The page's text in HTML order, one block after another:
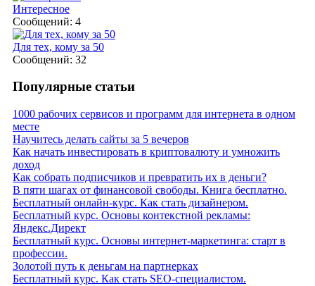
Интересное
Сообщений: 4
Для тех, кому за 50
Сообщений: 32
Популярные статьи
1000 рабочих сервисов и программ для интернета в одном
месте
Научитесь делать сайты за 5 вечеров
Как начать инвестировать в криптовалюту и умножить
доход
Как собрать подписчиков и превратить их в деньги?
В пяти шагах от финансовой свободы. Книга бесплатно.
Бесплатный онлайн-курс. Как стать дизайнером.
Бесплатный курс. Основы контекстной рекламы:
Яндекс.Директ
Бесплатный курс. Основы интернет-маркетинга: старт в
профессии.
Золотой путь к деньгам на партнерках
Бесплатный курс. Как стать SEO‑специалистом.